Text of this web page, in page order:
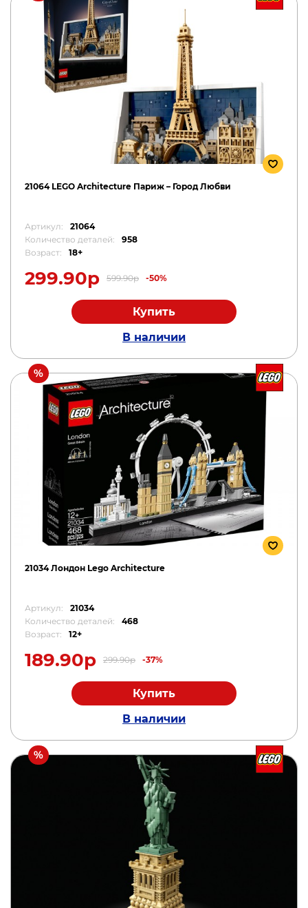
21064 LEGO Architecture Париж – Город Любви
Артикул:
21064
Количество деталей:
958
Возраст:
18+
299.90р 599.90р -50%
Купить
В наличии
21034 Лондон Lego Architecture
Артикул:
21034
Количество деталей:
468
Возраст:
12+
189.90р 299.90р -37%
Купить
В наличии